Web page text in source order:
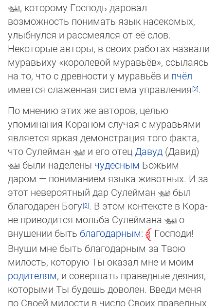
, которо­му Гос­подь даровал
возможность понимать язык насекомых,
улыбнулся и рассмеялся от её слов.
Некоторые авторы, в своих работах назвали
муравьиху «королевой муравьёв», ссы­ла­ясь
на то, что с древности у муравьёв и пчёл
имеется слаженная система управ­ле­ния
.
По мнению этих же авторов, целью
упоминания Кораном случая с мура­вья­ми
яв­ляется яркая демонстрация того факта,
что Сулейман
и его отецДавуд (Да­вид)
бы­ли наделены чудесным Божьим
даром — пониманием языка животных. И за
этот не­ве­роятный дар Сулейман
был
благодарен Богу
. В этом контексте в Кора­
не при­водится мольба Сулеймана
о
внушении быть благодарным:
Господи!
Вну­ши мне быть благодарным за Твою
милость, которую Ты оказал мне и моим
родите­лям, и со­вершать праведные деяния,
которыми Ты будешь доволен. Введи меня
по Сво­ей ми­лости в число Своих праведных